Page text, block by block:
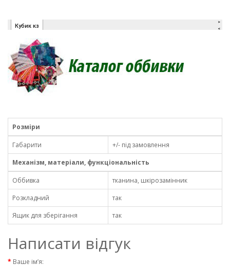
Розміри
Габарити
+/- під замовлення
Механізм, матеріали, функціональність
Оббивка
тканина, шкірозамінник
Розкладний
так
Ящик для зберігання
так
Написати відгук
Ваше ім’я: